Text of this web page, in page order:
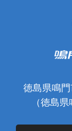
徳島県鳴
（徳島